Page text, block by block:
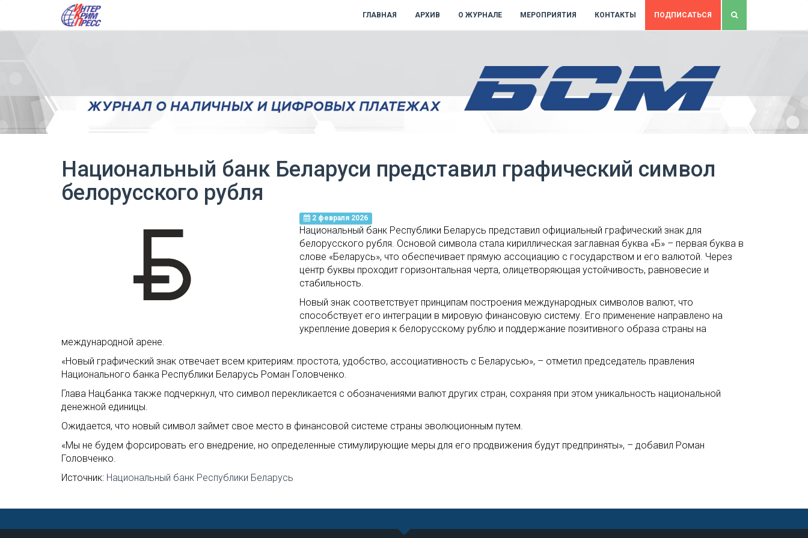
ГЛАВНАЯ АРХИВ О ЖУРНАЛЕ МЕРОПРИЯТИЯ КОНТАКТЫ ПОДПИСАТЬСЯ
Национальный банк Беларуси представил графический символ
белорусского рубля
2 февраля 2026
Национальный банк Республики Беларусь представил официальный графический знак для
белорусского рубля. Основой символа стала кириллическая заглавная буква «Б» – первая буква в
слове «Беларусь», что обеспечивает прямую ассоциацию с государством и его валютой. Через
центр буквы проходит горизонтальная черта, олицетворяющая устойчивость, равновесие и
стабильность.
Новый знак соответствует принципам построения международных символов валют, что
способствует его интеграции в мировую финансовую систему. Его применение направлено на
укрепление доверия к белорусскому рублю и поддержание позитивного образа страны на
международной арене.
«Новый графический знак отвечает всем критериям: простота, удобство, ассоциативность с Беларусью», – отметил председатель правления
Национального банка Республики Беларусь Роман Головченко.
Глава Нацбанка также подчеркнул, что символ перекликается с обозначениями валют других стран, сохраняя при этом уникальность национальной
денежной единицы.
Ожидается, что новый символ займет свое место в финансовой системе страны эволюционным путем.
«Мы не будем форсировать его внедрение, но определенные стимулирующие меры для его продвижения будут предприняты», – добавил Роман
Головченко.
Источник: Национальный банк Республики Беларусь